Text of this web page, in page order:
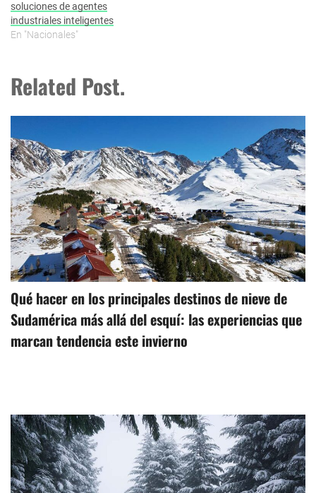
soluciones de agentes
industriales inteligentes
En "Nacionales"
Related Post.
Qué hacer en los principales destinos de nieve de
Sudamérica más allá del esquí: las experiencias que
marcan tendencia este invierno